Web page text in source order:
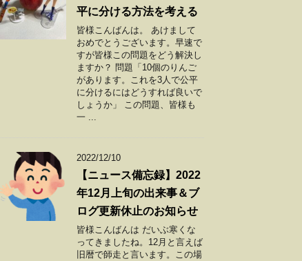
平に分ける方法を考える
皆様こんばんは。 あけまして
おめでとうございます。早速で
すが皆様この問題をどう解決し
ますか？ 問題「10個のりんご
があります。これを3人で公平
に分けるにはどうすれば良いで
しょうか」 この問題、皆様も
一 ...
2022/12/10
【ニュース備忘録】2022
年12月上旬の出来事＆ブ
ログ更新休止のお知らせ
皆様こんばんは だいぶ寒くな
ってきましたね。12月と言えば
旧暦で師走と言います。この場